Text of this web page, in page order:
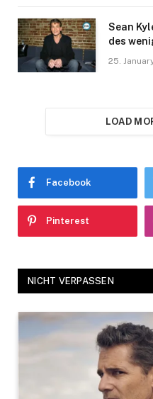
Sean
des
25.
LOAD
Facebook
Pinterest
NICHT VERPASSEN